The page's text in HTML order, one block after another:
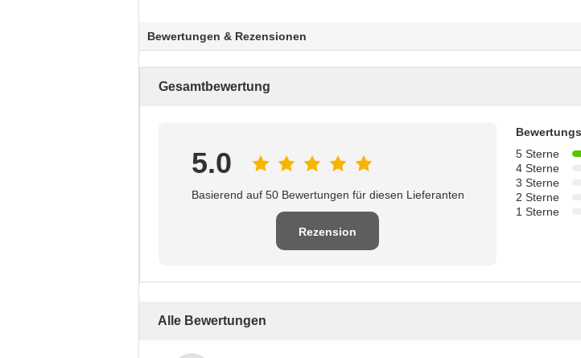
Bewertungen & Rezensionen
Gesamtbewertung
5.0
Basierend auf 50 Bewertungen für diesen Lieferanten
Rezension
5 Sterne
4 Sterne
3 Sterne
2 Sterne
1 Sterne
Alle Bewertungen